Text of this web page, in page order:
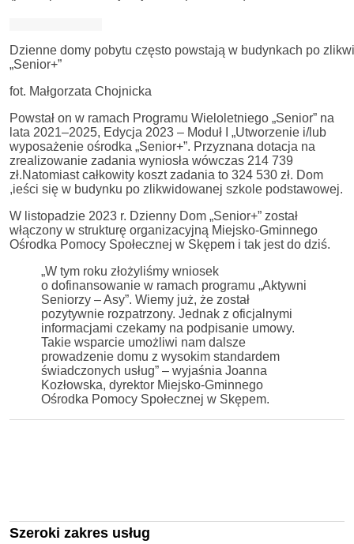
Dzienne domy pobytu często powstają w budynkach po
„Senior+”
fot. Małgorzata Chojnicka
Powstał on w ramach Programu Wieloletniego „Senior” na
lata 2021–2025, Edycja 2023 – Moduł I „Utworzenie i/lub
wyposażenie ośrodka „Senior+”. Przyznana dotacja na
zrealizowanie zadania wyniosła wówczas 214 739
zł.Natomiast całkowity koszt zadania to 324 530 zł. Dom
,ieści się w budynku po zlikwidowanej szkole podstawowej.
W listopadzie 2023 r. Dzienny Dom „Senior+” został
włączony w strukturę organizacyjną Miejsko-Gminnego
Ośrodka Pomocy Społecznej w Skępem i tak jest do dziś.
„W tym roku złożyliśmy wniosek
o dofinansowanie w ramach programu „Aktywni
Seniorzy – Asy”. Wiemy już, że został
pozytywnie rozpatrzony. Jednak z oficjalnymi
informacjami czekamy na podpisanie umowy.
Takie wsparcie umożliwi nam dalsze
prowadzenie domu z wysokim standardem
świadczonych usług” – wyjaśnia Joanna
Kozłowska, dyrektor Miejsko-Gminnego
Ośrodka Pomocy Społecznej w Skępem.
Szeroki zakres usług